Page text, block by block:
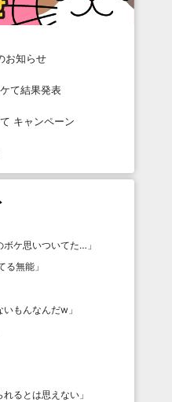
お知らせ
て結果発表
キャンペーン
ボケ思いついてた… 」
る無能 」
いもんなんだw 」
れるとは思えない 」